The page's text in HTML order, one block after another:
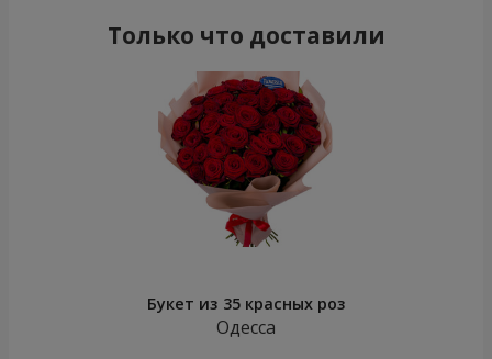
Только что доставили
Букет из 35 красных роз
Одесса